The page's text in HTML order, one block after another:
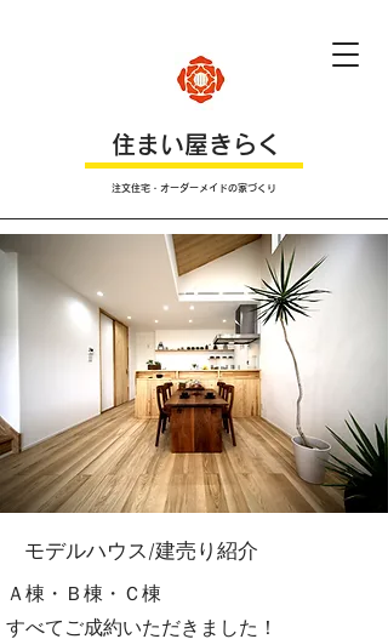
​住まい屋きらく
注文住宅・オーダーメイドの家づくり
​モデルハウス/建売り紹介
​Ａ棟・Ｂ棟・Ｃ棟
​すべてご成約いただきました！